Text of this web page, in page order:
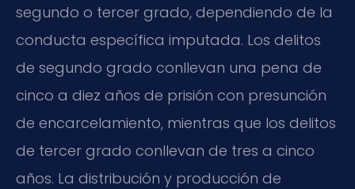
segundo o tercer grado, dependiendo de la
conducta específica imputada. Los delitos
de segundo grado conllevan una pena de
cinco a diez años de prisión con presunción
de encarcelamiento, mientras que los delitos
de tercer grado conllevan de tres a cinco
años. La distribución y producción de